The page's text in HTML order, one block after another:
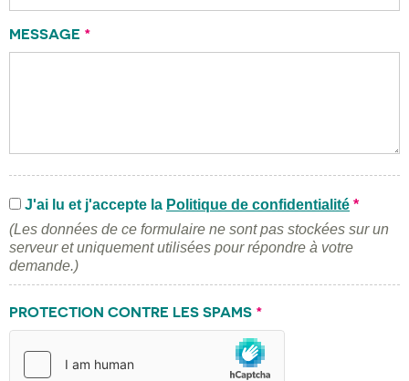
MESSAGE *
J'ai lu et j'accepte la Politique de confidentialité *
(Les données de ce formulaire ne sont pas stockées sur un
serveur et uniquement utilisées pour répondre à votre
demande.)
PROTECTION CONTRE LES SPAMS *